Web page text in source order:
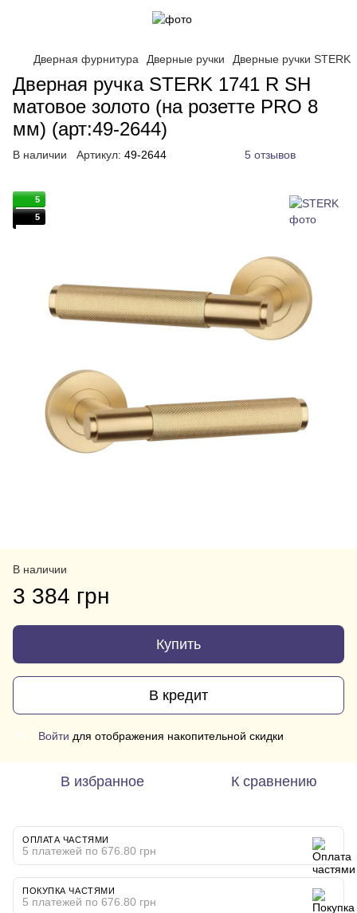
Дверная фурнитура Дверные ручки Дверные ручки STERK
Дверная ручка STERK 1741 R SH
матовое золото (на розетте PRO 8
мм) (арт:49-2644)
В наличии Артикул: 49-2644 5 отзывов
5
5
В наличии
3 384 грн
Купить
В кредит
Войти для отображения накопительной скидки
В избранное К сравнению
ОПЛАТА ЧАСТЯМИ
5 платежей по 676.80 грн
ПОКУПКА ЧАСТЯМИ
5 платежей по 676.80 грн